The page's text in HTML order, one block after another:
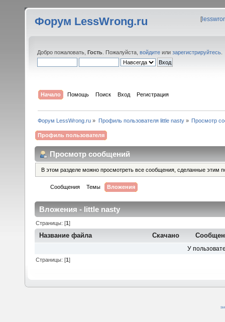
Форум LessWrong.ru [
Добро пожаловать, Гость . Пожалуйста, войдите или зарегистрируйтесь
Начало Помощь Поиск Вход Регистрация
Форум LessWrong.ru » Профиль пользователя little nasty» Просмотр
Профиль пользователя
Просмотр сообщений
В этом разделе можно просмотреть все сообщения, сделанные этим
Сообщения Темы Вложения
Вложения - little nasty
Страницы: [1]
Название файла Скачано
У
Страницы: [1]